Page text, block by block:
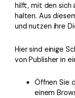
hilft, mit den sich
halten. Aus
und nutzen ihre
Hier sind einige
von Publisher in
Öffnen Sie
einem